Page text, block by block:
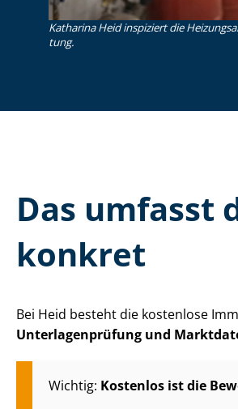
Katharina Heid inspiziert die
tung.
Das umfasst
konkret
Bei Heid besteht die kostenlose
Un­ter­la­gen­prü­fung und
Wichtig: Kostenlos ist die